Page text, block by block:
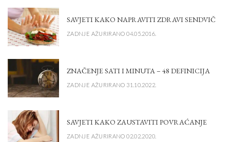
SAVJETI KAKO NAPRAVITI ZDRAVI SENDVIČ
ZADNJE AŽURIRANO 04.05.2016.
ZNAČENJE SATI I MINUTA – 48 DEFINICIJA
ZADNJE AŽURIRANO 31.10.2022.
SAVJETI KAKO ZAUSTAVITI POVRAĆANJE
ZADNJE AŽURIRANO 02.02.2020.